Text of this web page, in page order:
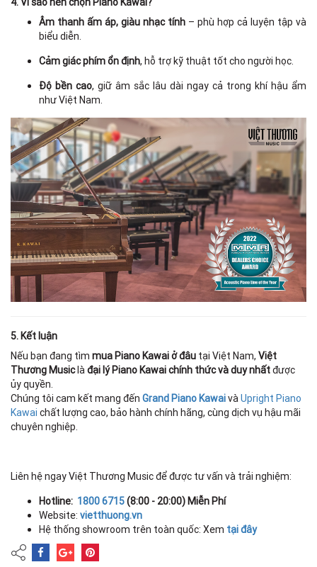
Âm thanh ấm áp, giàu nhạc tính – phù hợp cả luyện tập và
biểu diễn.
Cảm giác phím ổn định, hỗ trợ kỹ thuật tốt cho người học.
Độ bền cao, giữ âm sắc lâu dài ngay cả trong khí hậu ẩm
như Việt Nam.
5. Kết luận
Nếu bạn đang tìm mua Piano Kawai ở đâu tại Việt Nam, Việt
Thương Musiclàđại lý Piano Kawai chính thức và duy nhấtđược
ủy quyền.
Chúng tôi cam kết mang đến Grand Piano KawaivàUpright Piano
Kawai chất lượng cao, bảo hành chính hãng, cùng dịch vụ hậu mãi
chuyên nghiệp.
Liên hệ ngay Việt Thương Music để được tư vấn và trải nghiệm:
Hotline: 1800 6715(8:00 - 20:00) Miễn Phí
Website: vietthuong.vn
Hệ thống showroom trên toàn quốc: Xem tại đây